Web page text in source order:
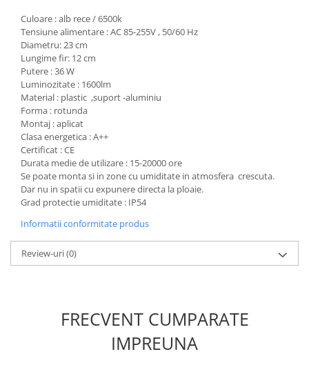
Ventilator
Lanterne
Accesorii camping
Conetica si conexiuni
Masina de facut gheata
Produse grele si voluminoase
Promotii
Culoare : alb rece / 6500k
Tensiune alimentare : AC 85-255V , 50/60 Hz
Diametru: 23 cm
Lungime fir: 12 cm
Putere : 36 W
Luminozitate : 1600lm
Material : plastic ,suport -aluminiu
Forma : rotunda
Montaj : aplicat
Clasa energetica : A++
Certificat : CE
Durata medie de utilizare : 15-20000 ore
Se poate monta si in zone cu umiditate in atmosfera crescuta.
Dar nu in spatii cu expunere directa la ploaie.
Grad protectie umiditate : IP54
Informatii conformitate produs
Review-uri(0)
FRECVENT CUMPARATE
IMPREUNA